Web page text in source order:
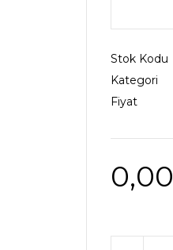
Stok Kodu
Kategori
Fiyat